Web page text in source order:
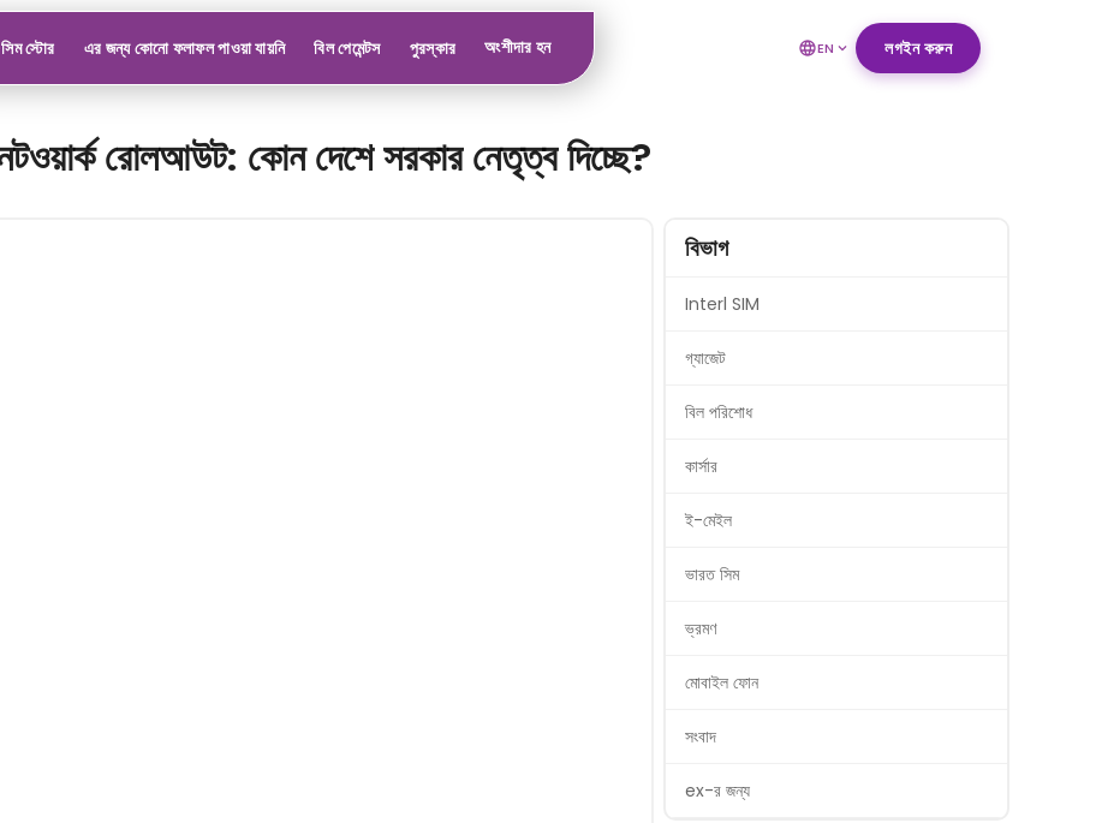
স্টোর এর জন্য কোনো ফলাফল পাওয়া যায়নি বিল পেমেন্টস পুরস্কার অংশীদার হন EN লগইন করুন
রোলআউট: কোন দেশে সরকার নেতৃত্ব দিচ্ছে?
বিভাগ
Interl SIM
গ্যাজেট
বিল পরিশোধ
কার্সার
ই-মেইল
ভারত সিম
ভ্রমণ
মোবাইল ফোন
সংবাদ
ex-র জন্য